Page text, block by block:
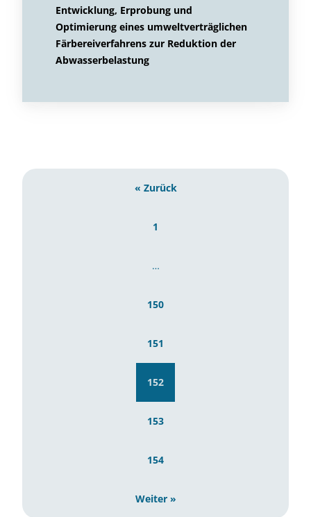
Entwicklung, Erprobung und
Optimierung eines umweltverträglichen
Färbereiverfahrens zur Reduktion der
Abwasserbelastung
« Zurück
1
…
150
151
152
153
154
Weiter »